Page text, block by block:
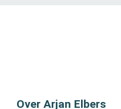
Over Arjan Elbers